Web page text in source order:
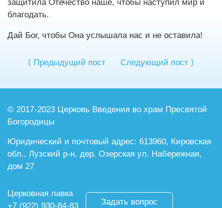
защитила Отечество наше, чтобы наступил мир и
благодать.
Дай Бог, чтобы Она услышала нас и не оставила!
⟨ Предыдущий пост Следующий пост ⟩
© 2017-2023 Церковь Введения во храм Пресвятой
Богородицы
Юридический и почтовый адрес: 613960, Кировская
обл., Лузский р-н, дер. Озерская ул. Набережная,
дом 27
Церковная лавка
+7 (922) 930-84-83
Задать вопрос